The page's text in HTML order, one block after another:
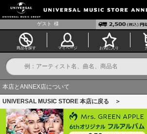
ゲスト 様
商品を探す マイページ お気に入り
本店とANNEX店について
UNIVERSAL MUSIC STORE 本店に戻る ＞